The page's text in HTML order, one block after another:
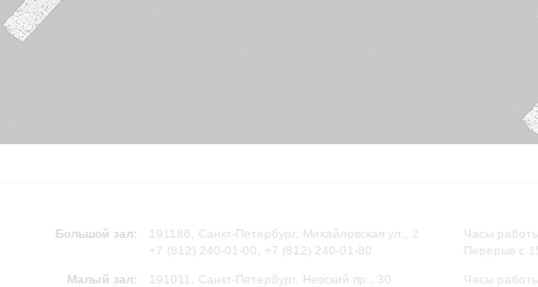
Большой зал:
191186, Санкт-Петербург, Михайловская ул., 2
+7 (812) 240-01-00, +7 (812) 240-01-80
Малый зал:
191011, Санкт-Петербург, Невский пр., 30
Часы
Перерыв с
Часы